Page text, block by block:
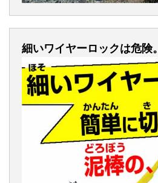
細いワイヤーロックは危険。